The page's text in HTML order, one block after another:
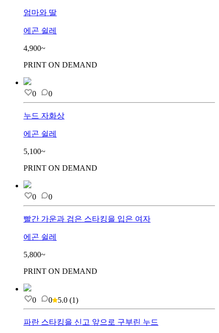
엄마와 딸
에곤 쉴레
4,900~
PRINT ON DEMAND
0 0
누드 자화상
에곤 쉴레
5,100~
PRINT ON DEMAND
0 0
빨간 가운과 검은 스타킹을 입은 여자
에곤 쉴레
5,800~
PRINT ON DEMAND
0 0 5.0 (1)
파란 스타킹을 신고 앞으로 구부린 누드